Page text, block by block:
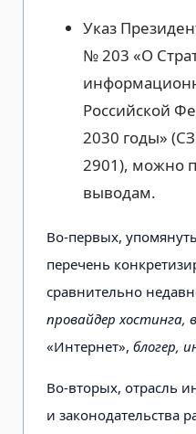
Указ
№ 203 «О
Российской
2030 годы»
2901), можно
выводам.
Во-первых,
перечень
сравнительно
провайдер хостинга,
«Интернет», блогер,
Во-вторых, отрасль
и законодательства